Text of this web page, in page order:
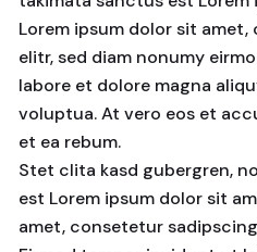
Lorem ipsum dolor sit
elitr, sed diam nonumy
labore et dolore magna
voluptua. At vero eos et
et ea rebum.
Stet clita kasd gubergren,
est Lorem ipsum dolor sit
amet, consetetur